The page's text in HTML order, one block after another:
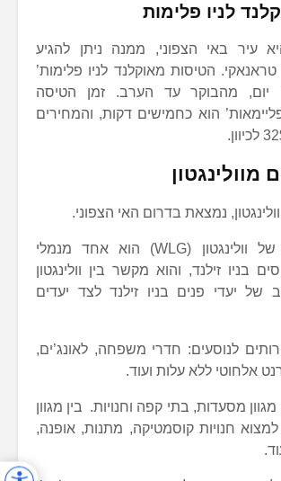
לניו פלימות
עיר באי הצפוני, ממנה ניתן להגיע
טראנאקי. הטיסות מאוקלנד לניו פלימות’
יום, מהבוקר עד הערב. זמן הטיסה
הוא כחמישים דקות, והמחירים
מוולינגטון
וולינגטון, נמצאת בדרום האי הצפוני.
נמל התעופה של וולינגטון (WLG) הוא אחד מנמלי
בניו זילנד, והוא מקשר בין וולינגטון
של יעדי פנים בניו זילנד לצד יעדים
לנוסעים: חדרי משפחה, לאונג’ים,
אלחוטי ללא עלות ועוד.
מסעדות, בתי קפה וחנויות. בין מגוון
למצוא חנויות קוסמטיקה, מתנות, אופנה,